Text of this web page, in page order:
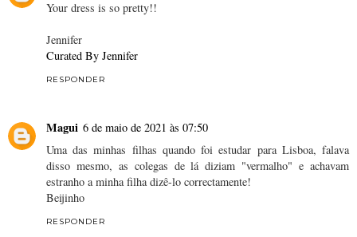
Your dress is so pretty!!
Jennifer
Curated By Jennifer
RESPONDER
Magui 6 de maio de 2021 às 07:50
Uma das minhas filhas quando foi estudar para Lisboa, falava
disso mesmo, as colegas de lá diziam "vermalho" e achavam
estranho a minha filha dizê-lo correctamente!
Beijinho
RESPONDER